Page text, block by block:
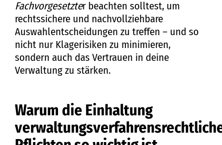
Fachvorgesetzter beachten solltest, um
rechtssichere und nachvollziehbare
Auswahlentscheidungen zu treffen – und so
nicht nur Klagerisiken zu minimieren,
sondern auch das Vertrauen in deine
Verwaltung zu stärken.
Warum die Einhaltung